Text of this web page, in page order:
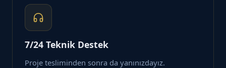
7/24 Teknik Destek
Proje tesliminden sonra da yanınızdayız.